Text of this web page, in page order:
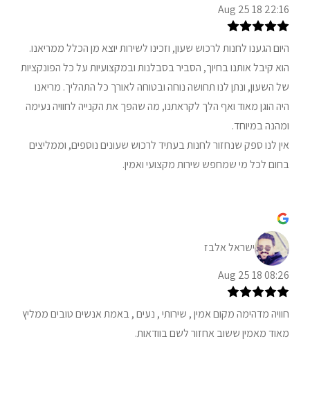
22:16 18 Aug 25
היום הגענו לחנות לרכוש שעון, וזכינו לשירות יוצא מן הכלל ממריאנו.
הוא קיבל אותנו בחיוך, הסביר בסבלנות ובמקצועיות על כל הפונקציות
של השעון, ונתן לנו תחושה נוחה ובטוחה לאורך כל התהליך. מריאנו
היה הוגן מאוד ואף הלך לקראתנו, מה שהפך את הקנייה לחוויה נעימה
ומהנה במיוחד.
אין לנו ספק שנחזור לחנות בעתיד לרכוש שעונים נוספים, וממליצים
בחום לכל מי שמחפש שירות מקצועי ואמין.
ישראל אלבז
08:26 18 Aug 25
חוויה מדהימה מקום אמין , שירותי , נעים , באמת אנשים טובים ממליץ
מאוד מאמין ששוב אחזור לשם בוודאות.